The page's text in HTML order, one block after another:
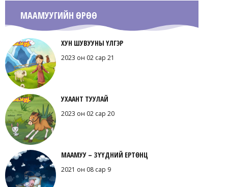
МААМУУГИЙН ӨРӨӨ
ХУН ШУВУУНЫ ҮЛГЭР
2023 он 02 сар 21
УХААНТ ТУУЛАЙ
2023 он 02 сар 20
МААМУУ – ЗҮҮДНИЙ ЕРТӨНЦ
2021 он 08 сар 9